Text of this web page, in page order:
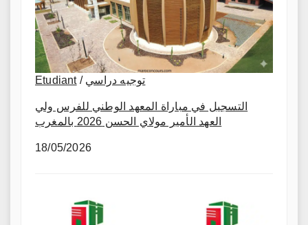
Etudiant/ توجيه دراسي
التسجيل في مباراة المعهد الوطني للفرس ولي
العهد الأمير مولاي الحسن 2026 بالمغرب
18/05/2026